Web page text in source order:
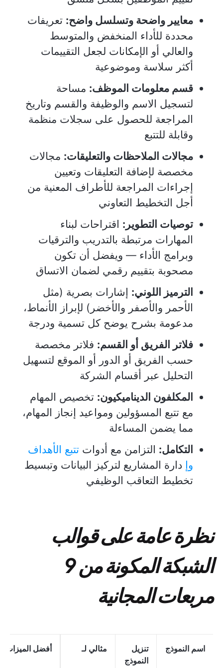
معايير واضحة وتسلسل واضح: تعريفات
محددة للأداء المنخفض والمتوسط
والعالي أو الإمكانات لجعل التقييمات
أكثر سلاسة وموضوعية
قسم معلومات الموظف: مساحة
لتسجيل الاسم والوظيفة والقسم وتاريخ
المراجعة للحصول على سجلات منظمة
وقابلة للتتبع
مجالات الملاحظات والتعليقات: مجالات
مخصصة لإضافة التعليقات وتعيين
إجراءات المراجعة للأطراف المعنية من
أجل التخطيط التعاوني
توصيات التطوير: اقتراحات لبناء
المهارات مرتبطة بالتدريب والترقيات
وبرامج الأداء — ويفضل أن تكون
مصحوبة بتقييم رقمي لضمان الاتساق
الترميز اللوني: إشارات بصرية (مثل
الأحمر والأصفر والأخضر) لإبراز الأنماط،
مدعومة بشرح يوضح كل تسمية ودرجة
فلاتر الفريق أو القسم: فلاتر مخصصة
حسب الفريق أو الدور أو الموقع لتسهيل
التحليل عبر أقسام الشركة
المكلفون الديناميكيون: تخصيص المهام
مع تتبع المسؤولين ومواعيد إنجاز المهام،
مما يضمن المساءلة
التكامل: التزامن مع أدوات تتبع الأهداف
وإ دارة المشاريع لتركيز البيانات وتبسيط
تخطيط التعاقب الوظيفي
نظرة عامة على قوالب
الشبكة المكونة من 9
مربعات المجانية
اسم النموذج
تنزيل
النموذج
مثالي لـ أفضل الميزات